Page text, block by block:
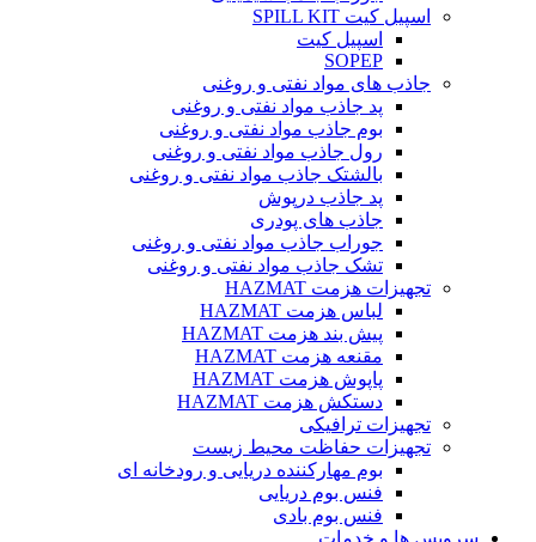
اسپیل کیت SPILL KIT
اسپیل کیت
SOPEP
جاذب های مواد نفتی و روغنی
پد جاذب مواد نفتی و روغنی
بوم جاذب مواد نفتی و روغنی
رول جاذب مواد نفتی و روغنی
بالشتک جاذب مواد نفتی و روغنی
پد جاذب درپوش
جاذب های پودری
جوراب جاذب مواد نفتی و روغنی
تشک جاذب مواد نفتی و روغنی
تجهیزات هزمت HAZMAT
لباس هزمت HAZMAT
پیش بند هزمت HAZMAT
مقنعه هزمت HAZMAT
پاپوش هزمت HAZMAT
دستکش هزمت HAZMAT
تجهیزات ترافیکی
تجهیزات حفاظت محیط زیست
بوم مهارکننده دریایی و رودخانه ای
فنس بوم دریایی
فنس بوم بادی